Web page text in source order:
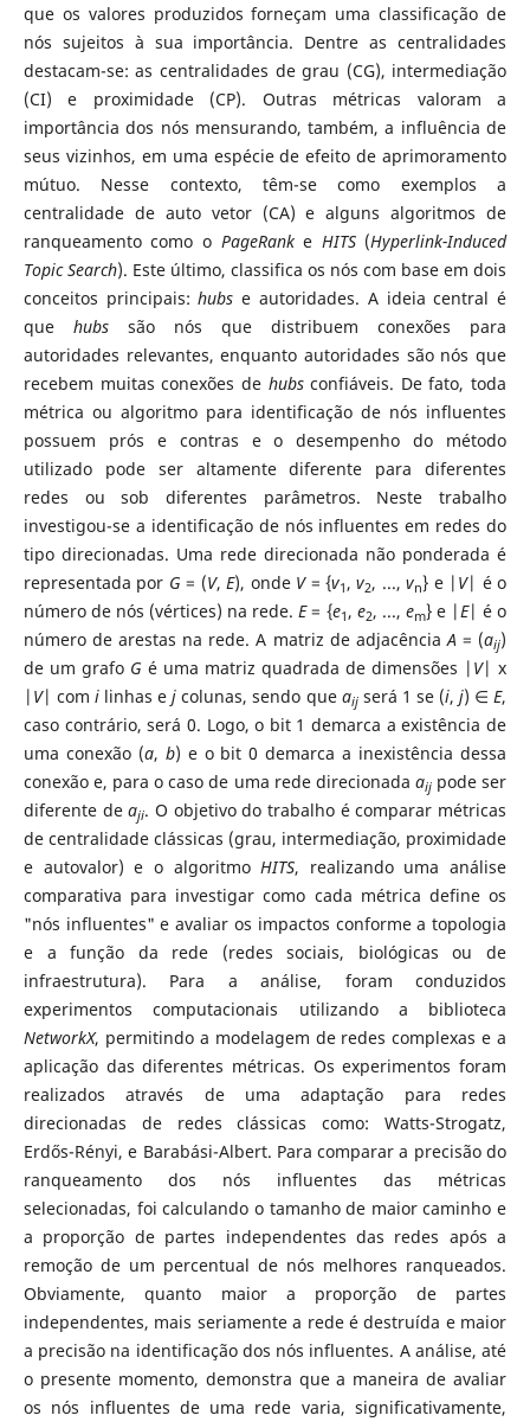
que os valores produzidos forneçam uma classificação de
nós sujeitos à sua importância. Dentre as centralidades
destacam-se: as centralidades de grau (CG), intermediação
(CI) e proximidade (CP). Outras métricas valoram a
importância dos nós mensurando, também, a influência de
seus vizinhos, em uma espécie de efeito de aprimoramento
mútuo. Nesse contexto, têm-se como exemplos a
centralidade de auto vetor (CA) e alguns algoritmos de
ranqueamento como o PageRanke HITS(Hyperlink-Induced
Topic Search). Este último, classifica os nós com base em dois
conceitos principais:hubs e autoridades. A ideia central é
que hubssão nós que distribuem conexões para
autoridades relevantes, enquanto autoridades são nós que
recebem muitas conexões de hubsconfiáveis. De fato, toda
métrica ou algoritmo para identificação de nós influentes
possuem prós e contras e o desempenho do método
utilizado pode ser altamente diferente para diferentes
redes ou sob diferentes parâmetros. Neste trabalho
investigou-se a identificação de nós influentes em redes do
tipo direcionadas. Uma rede direcionada não ponderada é
representada por G = (V,E), onde V= {v1 ,v2, ...,vn} e | V| é o
número de nós (vértices) na rede.E= {e1 , e2, ..., em} e |E| é o
número de arestas na rede. A matriz de adjacênciaA= (aij)
de um grafo G é uma matriz quadrada de dimensões | V| x
| V| comi linhas ej colunas, sendo que aijserá 1 se (i, j) ∈E,
caso contrário, será 0. Logo, o bit 1 demarca a existência de
uma conexão (a, b) e o bit 0 demarca a inexistência dessa
conexão e, para o caso de uma rede direcionada aijpode ser
diferente deaji. O objetivo do trabalho é comparar métricas
de centralidade clássicas (grau, intermediação, proximidade
e autovalor) e o algoritmoHITS, realizando uma análise
comparativa para investigar como cada métrica define os
"nós influentes" e avaliar os impactos conforme a topologia
e a função da rede (redes sociais, biológicas ou de
infraestrutura). Para a análise, foram conduzidos
experimentos computacionais utilizando a biblioteca
NetworkX, permitindo a modelagem de redes complexas e a
aplicação das diferentes métricas. Os experimentos foram
realizados através de uma adaptação para redes
direcionadas de redes clássicas como: Watts-Strogatz,
Erdős-Rényi, e Barabási-Albert. Para comparar a precisão do
ranqueamento dos nós influentes das métricas
selecionadas, foi calculando o tamanho de maior caminho e
a proporção de partes independentes das redes após a
remoção de um percentual de nós melhores ranqueados.
Obviamente, quanto maior a proporção de partes
independentes, mais seriamente a rede é destruída e maior
a precisão na identificação dos nós influentes. A análise, até
o presente momento, demonstra que a maneira de avaliar
os nós influentes de uma rede varia, significativamente,